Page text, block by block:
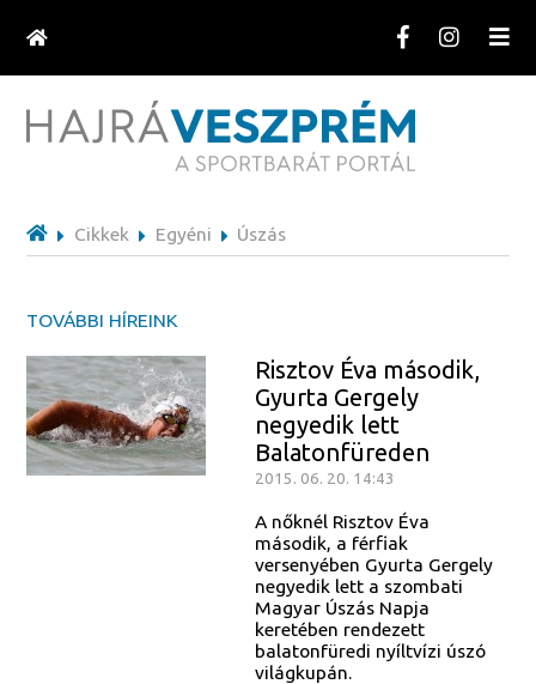
Cikkek Egyéni Úszás
TOVÁBBI HÍREINK
Risztov Éva második,
Gyurta Gergely
negyedik lett
Balatonfüreden
2015. 06. 20. 14:43
A nőknél Risztov Éva
második, a férfiak
versenyében Gyurta Gergely
negyedik lett a szombati
Magyar Úszás Napja
keretében rendezett
balatonfüredi nyíltvízi úszó
világkupán.